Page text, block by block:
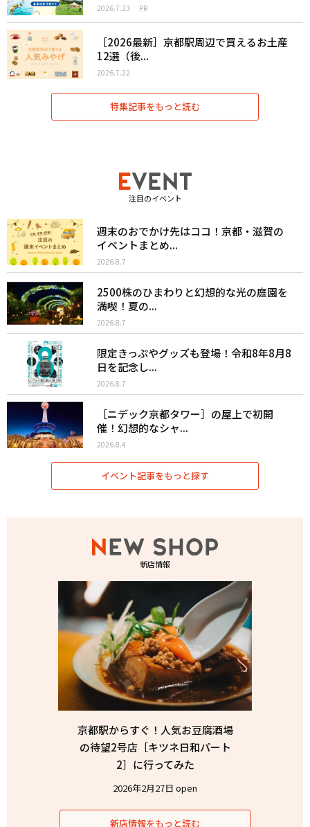
2026.7.23 PR
［2026最新］京都駅周辺で買えるお土産
12選（後...
2026.7.22
特集記事をもっと読む
注目のイベント
週末のおでかけ先はココ！京都・滋賀の
イベントまとめ...
2026.8.7
2500株のひまわりと幻想的な光の庭園を
満喫！夏の...
2026.8.7
限定きっぷやグッズも登場！令和8年8月8
日を記念し...
2026.8.7
［ニデック京都タワー］の屋上で初開
催！幻想的なシャ...
2026.8.4
イベント記事をもっと探す
新店情報
京都駅からすぐ！人気お豆腐酒場
の待望2号店［キツネ日和パート
2］に行ってみた
2026年2月27日 open
新店情報をもっと読む